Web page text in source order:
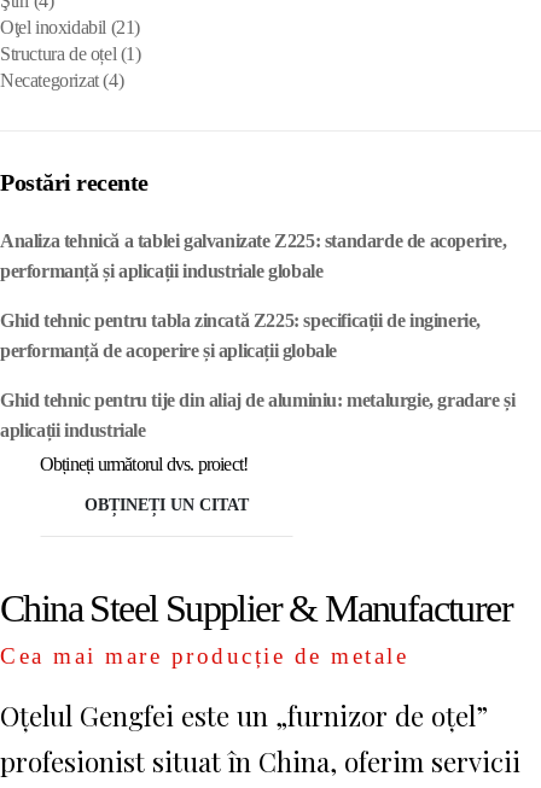
Oţel inoxidabil (21)
Structura de oțel (1)
Necategorizat(4)
Postări recente
Analiza tehnică a tablei galvanizate Z225: standarde de acoperire,
performanță și aplicații industriale globale
Ghid tehnic pentru tabla zincată Z225: specificații de inginerie,
performanță de acoperire și aplicații globale
Ghid tehnic pentru tije din aliaj de aluminiu: metalurgie, gradare și
aplicații industriale
Obțineți următorul dvs. proiect!
OBȚINEȚI UN CITAT
China Steel Supplier & Manufacturer
Cea mai mare producție de metale
Oțelul Gengfei este un „furnizor de oțel”
profesionist situat în China, oferim servicii